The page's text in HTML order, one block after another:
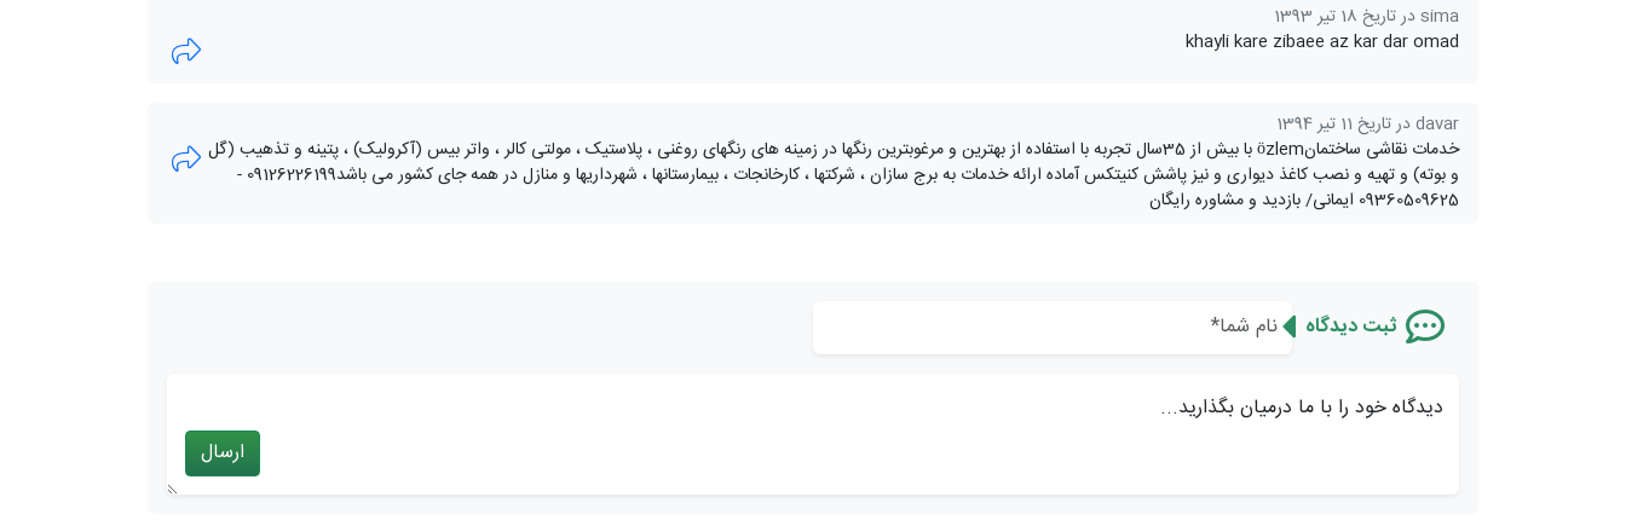
sima در تاریخ 18 تیر 1393
khayli kare zibaee az kar dar omad
davar در تاریخ 11 تیر 1394
خدمات نقاشی ساختمانözlem با بیش از 35سال تجربه با استفاده از بهترین و مرغوبترین رنگها در زمینه های رنگهای روغنی ، پلاستیک ، مولتی کالر ، واتر بیس (آکرولیک) ، پتینه و تذهیب (گل
و بوته) و تهیه و نصب کاغذ دیواری و نیز پاشش کنیتکس آماده ارائه خدمات به برج سازان ، شرکتها ، کارخانجات ، بیمارستانها ، شهرداریها و منازل در همه جای کشور می باشد09126226199 -
09360509625 ایمانی/ بازدید و مشاوره رایگان
ثبت دیدگاه
دیدگاه خود را با ما درمیان بگذارید...
ارسال